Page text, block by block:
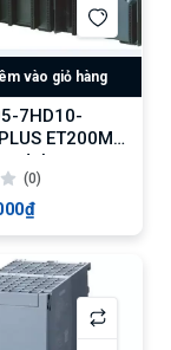
vào giỏ hàng
7HD10-
ET200M
(0)